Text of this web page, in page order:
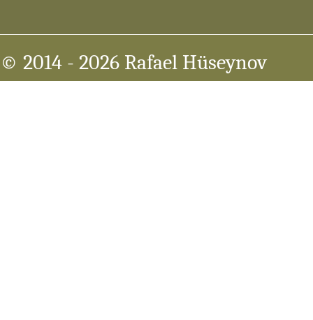
© 2014 - 2026 Rafael Hüseynov